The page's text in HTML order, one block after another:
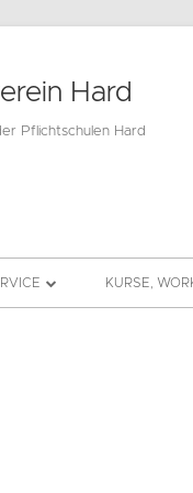
Hard
Pflichtschulen Hard
KURSE,